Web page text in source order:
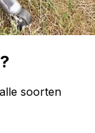
soorten